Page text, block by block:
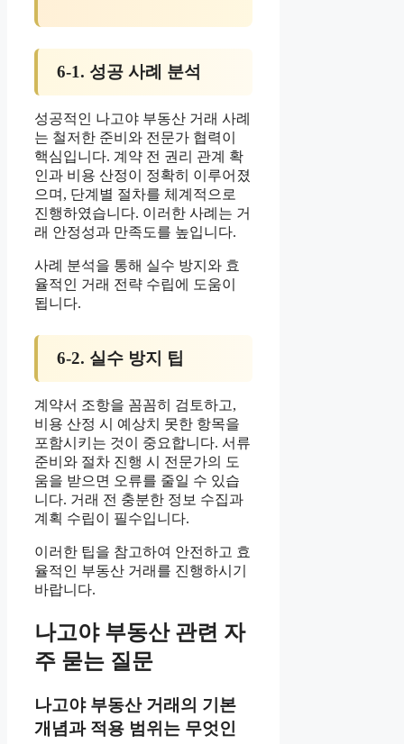
6-1. 성공 사례 분석
성공적인 나고야 부동산 거래 사례
는 철저한 준비와 전문가 협력이
핵심입니다. 계약 전 권리 관계 확
인과 비용 산정이 정확히 이루어졌
으며, 단계별 절차를 체계적으로
진행하였습니다. 이러한 사례는 거
래 안정성과 만족도를 높입니다.
사례 분석을 통해 실수 방지와 효
율적인 거래 전략 수립에 도움이
됩니다.
6-2. 실수 방지 팁
계약서 조항을 꼼꼼히 검토하고,
비용 산정 시 예상치 못한 항목을
포함시키는 것이 중요합니다. 서류
준비와 절차 진행 시 전문가의 도
움을 받으면 오류를 줄일 수 있습
니다. 거래 전 충분한 정보 수집과
계획 수립이 필수입니다.
이러한 팁을 참고하여 안전하고 효
율적인 부동산 거래를 진행하시기
바랍니다.
나고야 부동산 관련 자
주 묻는 질문
나고야 부동산 거래의 기본
개념과 적용 범위는 무엇인